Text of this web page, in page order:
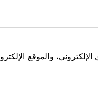
والموقع